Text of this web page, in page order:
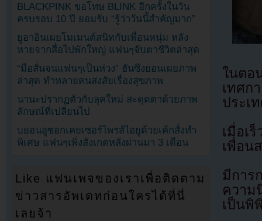
ในตอ
เทศก
ประเ
เมื่อเ
เพื่อน
มีการ
ความ
เป็นพิ
BLACKPINK ขอโทษ BLINK อีกครั้งในวัน
ครบรอบ 10 ปี ยอมรับ “รู้ว่าวันนี้สำคัญมาก”
ยูอาอินเผยโมเมนต์สนิทกับเพื่อนหนุ่ม หลัง
หายจากสื่อไปพักใหญ่ แฟนๆจับตาชีวิตล่าสุด
“มือสั่นจนแฟนๆเป็นห่วง” ฮันซึงยอนเผยภาพ
ล่าสุด ทำหลายคนสงสัยเรื่องสุขภาพ
นานะปรากฏตัวกับลุคใหม่ สะดุดตาด้วยภาพ
ลักษณ์ที่เปลี่ยนไป
บยอนอูซอกเคยเซอร์ไพรส์ไอยูด้วยเค้กสั่งทำ
พิเศษ แฟนๆเพิ่งสังเกตหลังผ่านมา 3 เดือน
Like แฟนเพจของเราเพื่อติดตาม
ข่าวสารอัพเดทก่อนใครได้ที่นี่
เลยจ้า